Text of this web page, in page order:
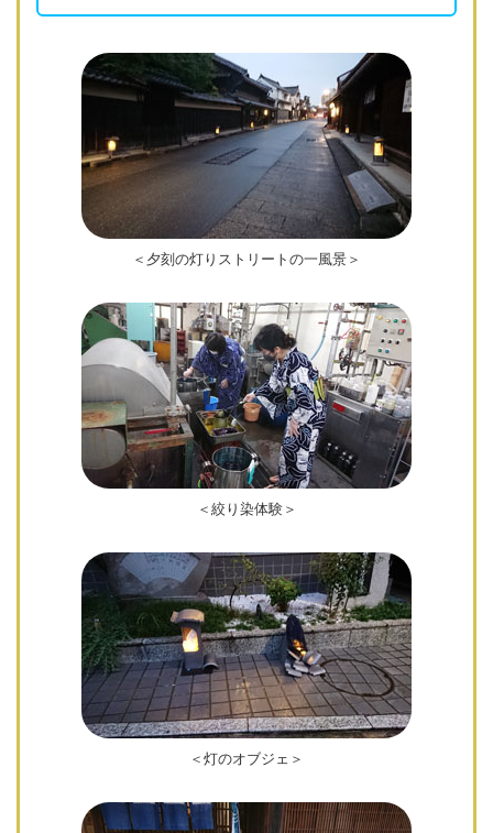
＜夕刻の灯りストリートの一風景＞
＜絞り染体験＞
＜灯のオブジェ＞